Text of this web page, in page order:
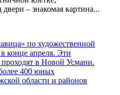
– знакомая картина...